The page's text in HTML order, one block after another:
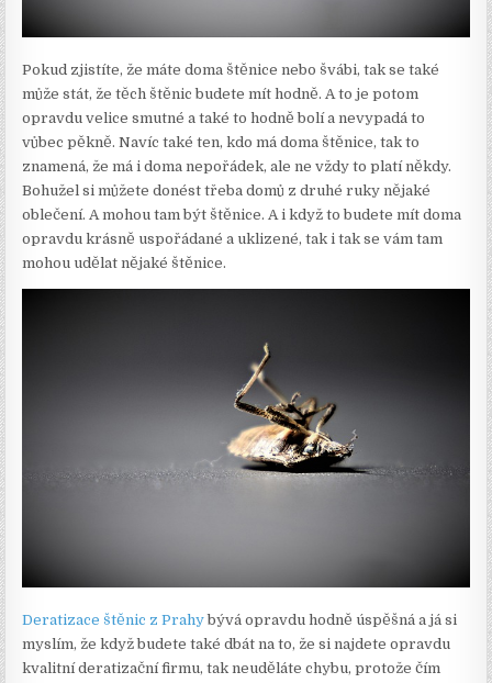
Pokud zjistíte, že máte doma štěnice nebo švábi, tak se také
může stát, že těch štěnic budete mít hodně. A to je potom
opravdu velice smutné a také to hodně bolí a nevypadá to
vůbec pěkně. Navíc také ten, kdo má doma štěnice, tak to
znamená, že má i doma nepořádek, ale ne vždy to platí někdy.
Bohužel si můžete donést třeba domů z druhé ruky nějaké
oblečení. A mohou tam být štěnice. A i když to budete mít doma
opravdu krásně uspořádané a uklizené, tak i tak se vám tam
mohou udělat nějaké štěnice.
Deratizace štěnic z Prahybývá opravdu hodně úspěšná a já si
myslím, že když budete také dbát na to, že si najdete opravdu
kvalitní deratizační firmu, tak neuděláte chybu, protože čím